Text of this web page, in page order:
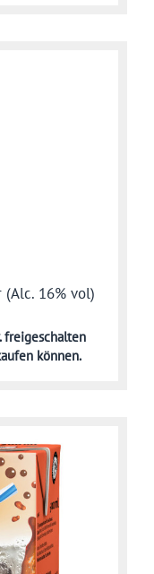
16% vol)
freigeschalten
können.